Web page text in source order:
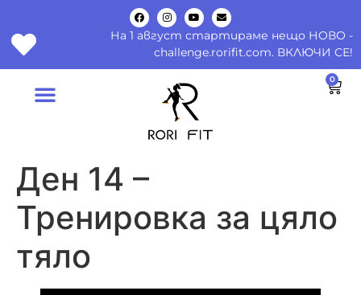
На 1 август стартираме нещо НОВО -
challenge.rorifit.com. ВКЛЮЧИ СЕ!
0
Ден 14 –
Тренировка за цяло
тяло